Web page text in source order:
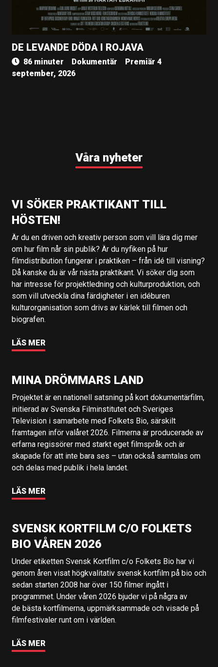
DE LEVANDE DÖDA I ROJAVA
86 minuter Dokumentär
Premiär 4
september, 2026
Våra nyheter
VI SÖKER PRAKTIKANT TILL
HÖSTEN!
Är du en driven och kreativ person som vill lära dig mer
om hur film når sin publik? Är du nyfiken på hur
filmdistribution fungerar i praktiken – från idé till visning?
Då kanske du är vår nästa praktikant. Vi söker dig som
har intresse för projektledning och kulturproduktion, och
som vill utveckla dina färdigheter i en idéburen
kulturorganisation som drivs av kärlek till filmen och
biografen.
LÄS MER
MINA DRÖMMARS LAND
Projektet är en nationell satsning på kort dokumentärfilm,
initierad av Svenska Filminstitutet och Sveriges
Television i samarbete med Folkets Bio, särskilt
framtagen inför valåret 2026. Filmerna är producerade av
erfarna regissörer med starkt eget filmspråk och är
skapade för att inte bara ses – utan också samtalas om
och delas med publik i hela landet.
LÄS MER
SVENSK KORTFILM C/O FOLKETS
BIO VÅREN 2026
Under etiketten Svensk Kortfilm c/o Folkets Bio har vi
genom åren visat högkvalitativ svensk kortfilm på bio och
sedan starten 2008 har över 150 filmer ingått i
programmet. Under våren 2026 bjuder vi på några av
de bästa kortfilmerna, uppmärksammade och visade på
filmfestivaler runt om i världen.
LÄS MER